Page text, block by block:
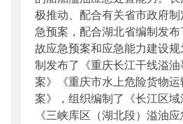
极推动、配合有关省市政府
急预案，配合湖北省编制发
故应急预案和应急能力建设
制发布了《重庆长江干线溢
案》《重庆市水上危险货物
案》，组织编制了《长江区域
《三峡库区（湖北段）溢油应